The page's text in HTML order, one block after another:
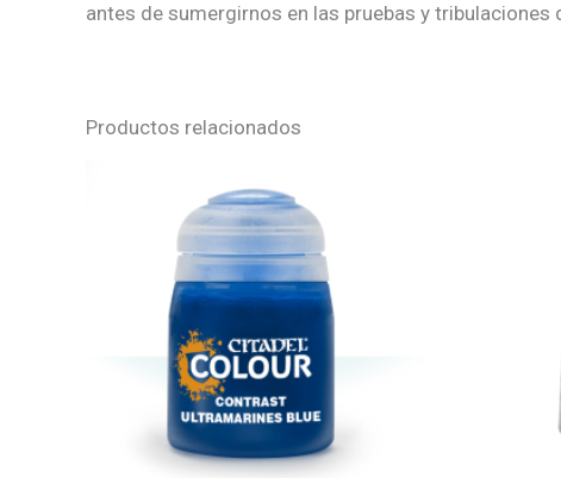
antes de sumergirnos en las pruebas y
Productos relacionados